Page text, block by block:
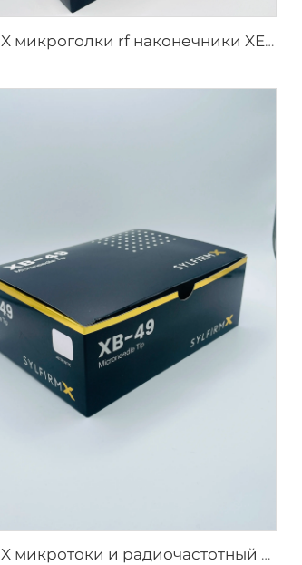
Sylfirm X микроголки rf наконечники XE-25
Sylfirm X микротоки и радиочастотный уход за кожей, наконечники Sylfirm X XB-49